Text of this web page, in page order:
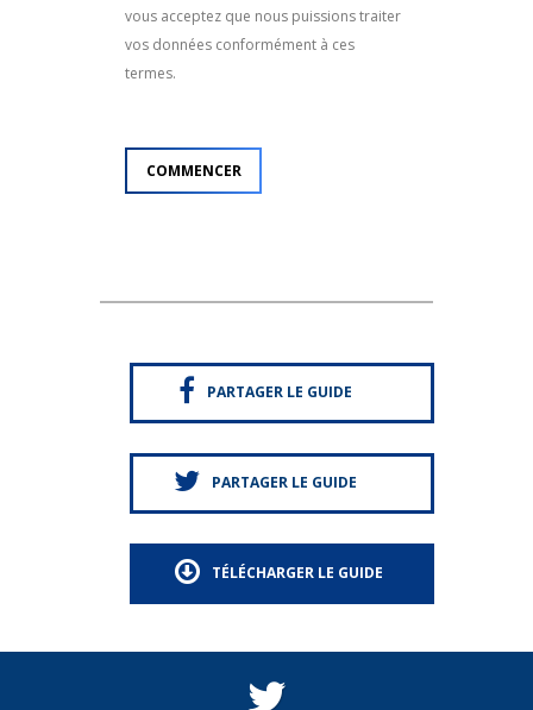
vous acceptez que nous puissions traiter
vos données conformément à ces
termes.
PARTAGER LE GUIDE
PARTAGER LE GUIDE
TÉLÉCHARGER LE GUIDE